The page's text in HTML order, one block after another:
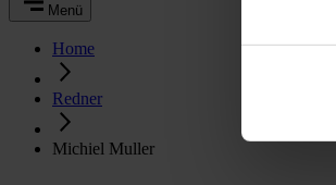
Menü
Home
Redner
Michiel Muller